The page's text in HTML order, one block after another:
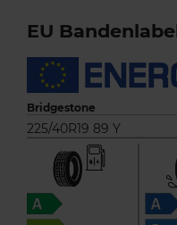
EU
Bridgestone
225/40R19 89 Y